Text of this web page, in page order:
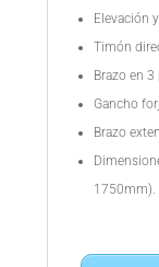
Elevación
Timón
Brazo en
Gancho
Brazo
1750mm).